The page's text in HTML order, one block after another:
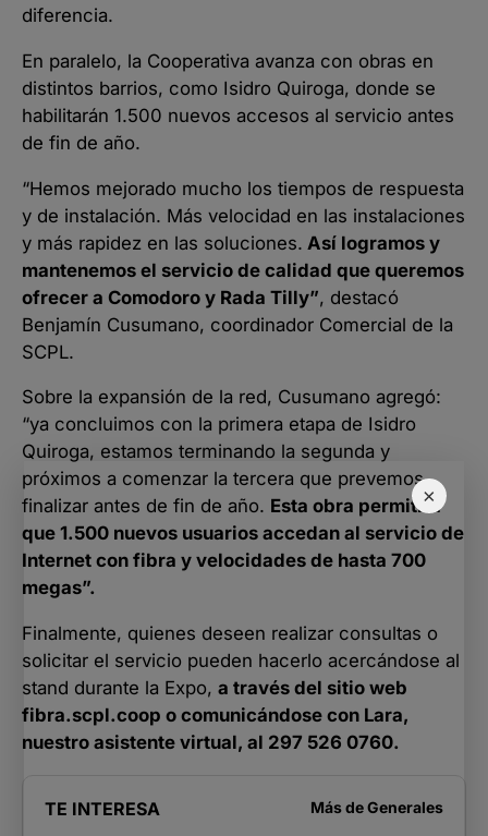
×
diferencia.
En paralelo, la Cooperativa avanza con obras en
distintos barrios, como Isidro Quiroga, donde se
habilitarán 1.500 nuevos accesos al servicio antes
de fin de año.
“Hemos mejorado mucho los tiempos de respuesta
y de instalación. Más velocidad en las instalaciones
y más rapidez en las soluciones. Así logramos y
mantenemos el servicio de calidad que queremos
ofrecer a Comodoro y Rada Tilly”, destacó
Benjamín Cusumano, coordinador Comercial de la
SCPL.
Sobre la expansión de la red, Cusumano agregó:
“ya concluimos con la primera etapa de Isidro
Quiroga, estamos terminando la segunda y
próximos a comenzar la tercera que prevemos
finalizar antes de fin de año. Esta obra permitirá
que 1.500 nuevos usuarios accedan al servicio de
Internet con fibra y velocidades de hasta 700
megas”.
Finalmente, quienes deseen realizar consultas o
solicitar el servicio pueden hacerlo acercándose al
stand durante la Expo, a través del sitio web
fibra.scpl.coop o comunicándose con Lara,
nuestro asistente virtual, al 297 526 0760.
TE INTERESA Más deGenerales